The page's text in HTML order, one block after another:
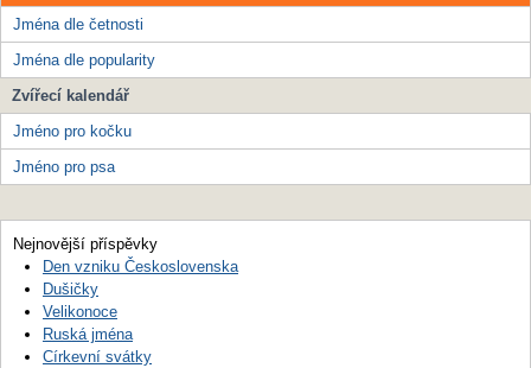
Jména dle četnosti
Jména dle popularity
Zvířecí kalendář
Jméno pro kočku
Jméno pro psa
Nejnovější příspěvky
Den vzniku Československa
Dušičky
Velikonoce
Ruská jména
Církevní svátky